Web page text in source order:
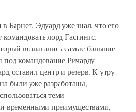
Барнет, Эдуард уже знал, что его
лорд Гастингс.
возлагались самые большие
под командование Ричарду
оставил центр и резерв. К утру
были уже разработаны,
теми
временными преимуществами,